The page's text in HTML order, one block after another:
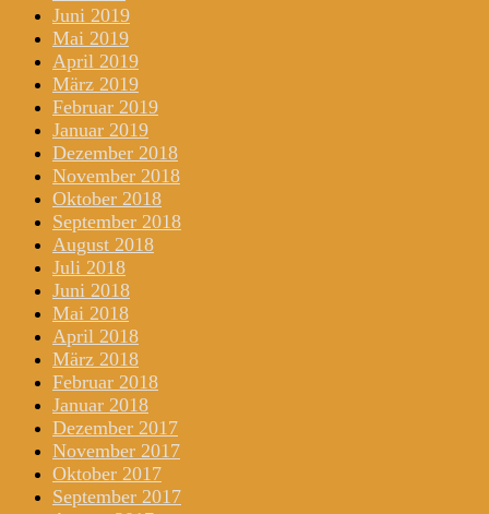
Juni 2019
Mai 2019
April 2019
März 2019
Februar 2019
Januar 2019
Dezember 2018
November 2018
Oktober 2018
September 2018
August 2018
Juli 2018
Juni 2018
Mai 2018
April 2018
März 2018
Februar 2018
Januar 2018
Dezember 2017
November 2017
Oktober 2017
September 2017